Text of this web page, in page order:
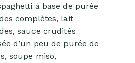
à base de purée
complètes, lait
sauce crudités
d’un peu de purée de
soupe miso,